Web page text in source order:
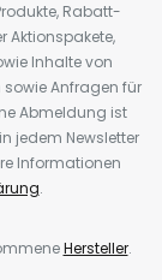
Rabatt-
Aktionspakete,
Inhalte von
Anfragen für
Abmeldung ist
jedem Newsletter
Informationen
.
Hersteller.